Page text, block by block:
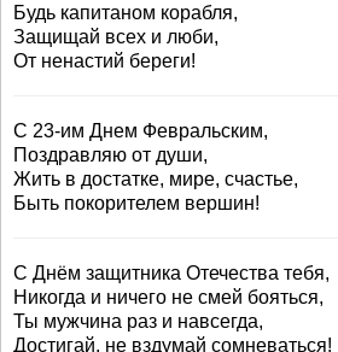
Будь капитаном корабля,
Защищай всех и люби,
От ненастий береги!
С 23-им Днем Февральским,
Поздравляю от души,
Жить в достатке, мире, счастье,
Быть покорителем вершин!
С Днём защитника Отечества тебя,
Никогда и ничего не смей бояться,
Ты мужчина раз и навсегда,
Достигай, не вздумай сомневаться!